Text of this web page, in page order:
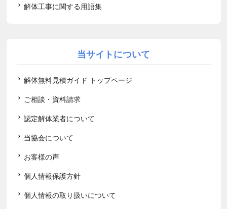
解体工事に関する用語集
当サイトについて
解体無料見積ガイド トップページ
ご相談・資料請求
認定解体業者について
当協会について
お客様の声
個人情報保護方針
個人情報の取り扱いについて